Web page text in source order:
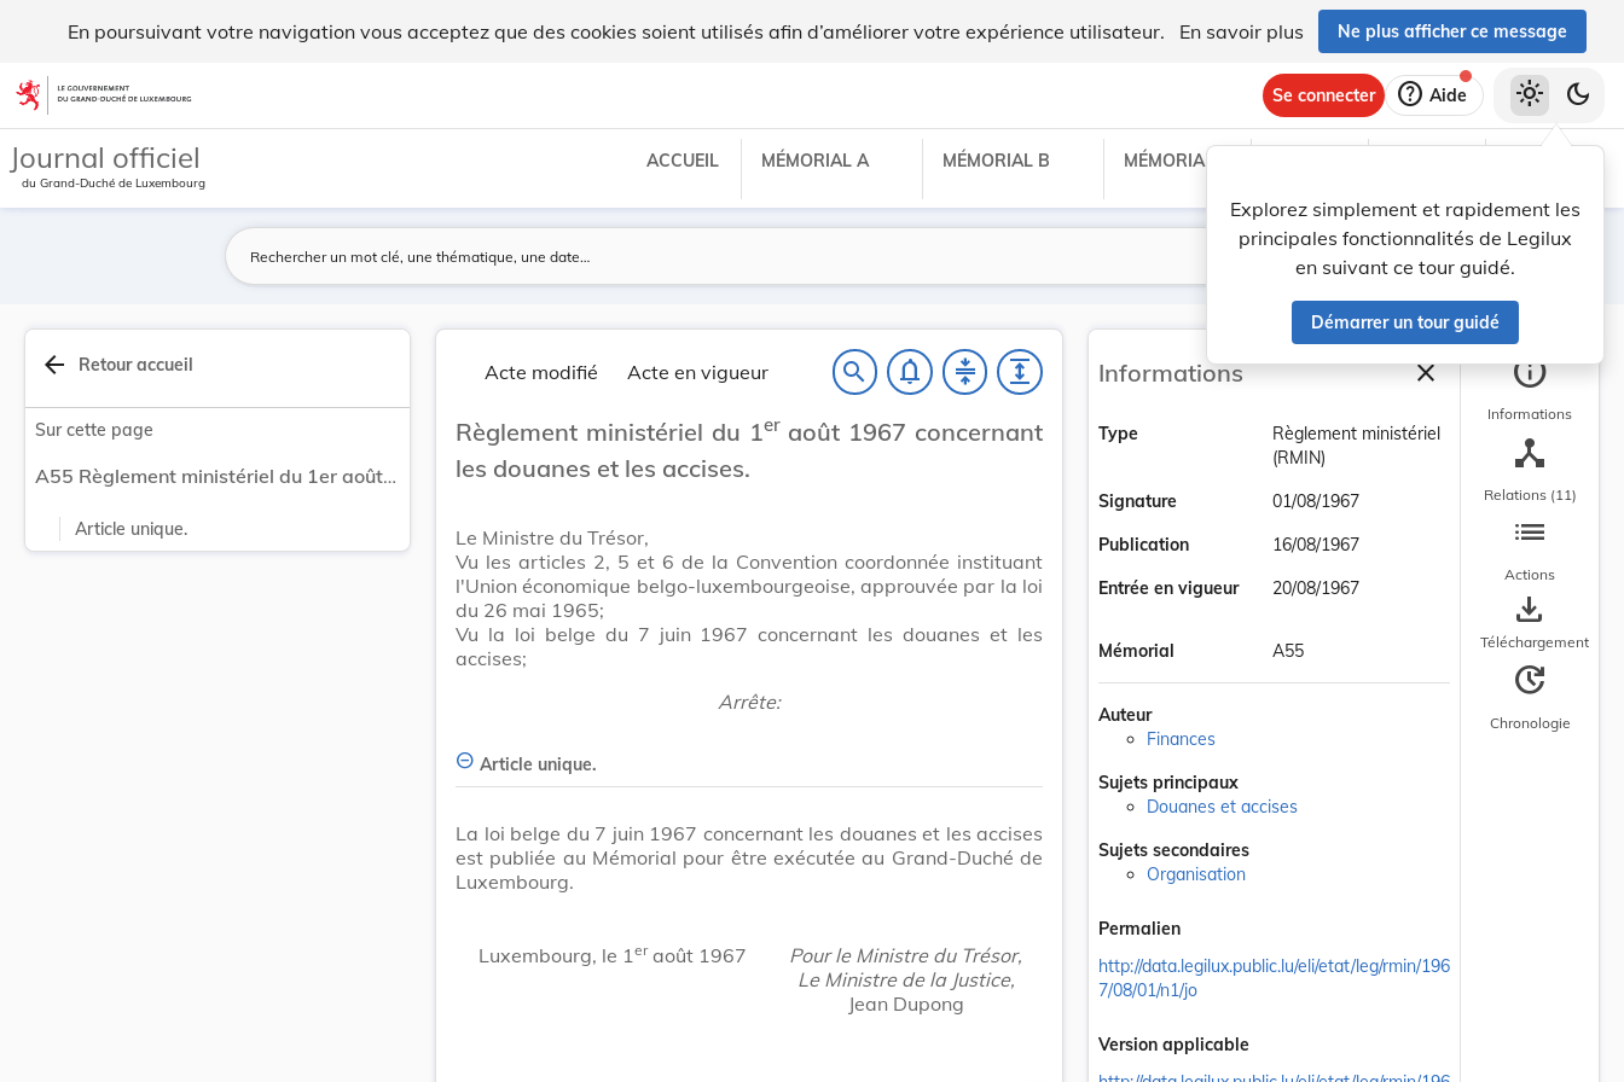
En poursuivant votre navigation vous acceptez que des cookies soient utilisés afin d’améliorer votre expérience utilisateur. En savoir plus Ne plus afficher ce message
Aller au contenu
Se connecter help Aide
Explorez simplement et rapidement les
principales fonctionnalités de Legilux
en suivant ce tour guidé.
Démarrer un tour guidé
light_mode dark_mode
Journal officiel
du Grand-Duché de Luxembourg
ACCUEIL MÉMORIAL A MÉMORIAL B MÉMORIAL C
Lancer la recherche
Filtres
arrow_back Retour accueil
Sur cette page
A55 Règlement ministériel du 1er août 1967 concernant les douanes et les accises.
Article unique.
Acte modifié Acte en vigueur search notifications_none compress expand
Règlement ministériel du 1eraoût 1967 concernant
les douanes et les accises.
Le Ministre du Trésor,
Vu les articles 2, 5 et 6 de la Convention coordonnée instituant
l'Union économique belgo-luxembourgeoise, approuvée par la loi
du 26 mai 1965;
Vu la loi belge du 7 juin 1967 concernant les douanes et les
accises;
Arrête:
Article unique.
La loi belge du 7 juin 1967 concernant les douanes et les accises
est publiée au Mémorial pour être exécutée au Grand-Duché de
Luxembourg.
Luxembourg, le 1 eraoût 1967
Pour le Ministre du Trésor,
Le Ministre de la Justice,
Jean Dupong
Informations closeFermer la barre
Type
Règlement ministériel
(RMIN)
Signature
01/08/1967
Publication
16/08/1967
Entrée en vigueur
20/08/1967
Mémorial A55
Auteur
Finances
Sujets principaux
Douanes et accises
Sujets secondaires
Organisation
Permalien
http://data.legilux.public.lu/eli/etat/leg/rmin/196
7/08/01/n1/jo
Version applicable
info
Informations
device_hub
Relations (11)
list
Actions
save_alt
Téléchargement
update
Chronologie